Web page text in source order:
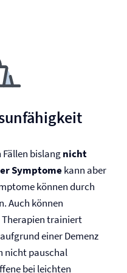
bislangnicht
Symptomekann aber
können durch
Auch können
Therapien trainiert
einer Demenz
nicht pauschal
bei leichten